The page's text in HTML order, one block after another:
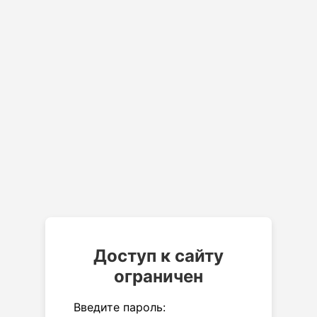
Доступ к сайту
ограничен
Введите пароль: